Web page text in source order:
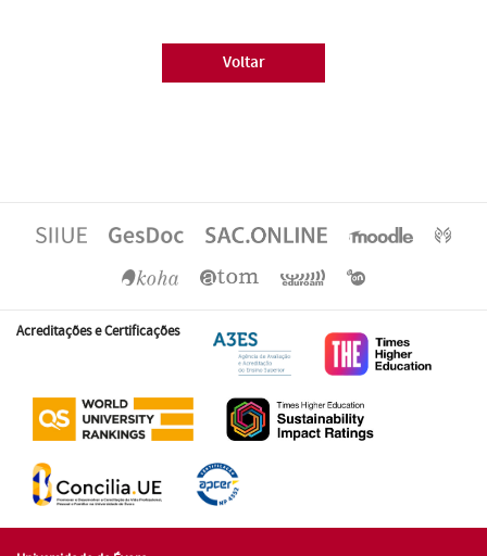
Voltar
Acreditações e Certificações